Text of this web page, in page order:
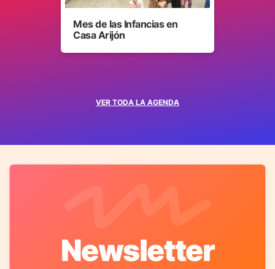
VER TODA LA AGENDA
Mes de las Infancias en
Casa Arijón
Newsletter